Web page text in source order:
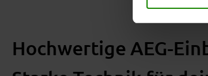
Hochwertige AEG-